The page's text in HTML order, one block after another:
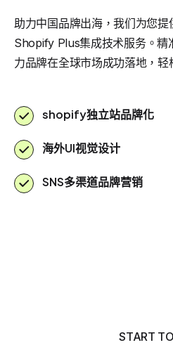
助力中国品牌出海，我们为您
Shopify Plus集成技术服务。精
力品牌在全球市场成功落地，轻
shopify独立站品牌化
海外UI视觉设计
SNS多渠道品牌营销
START